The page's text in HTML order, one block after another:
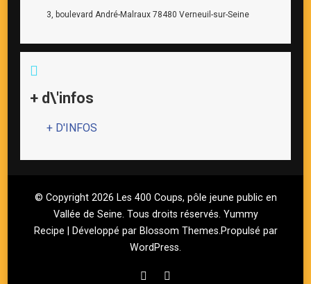
3, boulevard André-Malraux 78480 Verneuil-sur-Seine
+ d\'infos
+ D'INFOS
© Copyright 2026 Les 400 Coups, pôle jeune public en
Vallée de Seine . Tous droits réservés. Yummy
Recipe | Développé par Blossom Themes .Propulsé par
WordPress